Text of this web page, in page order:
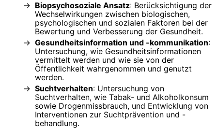
Biopsychosoziale Ansatz: Berücksichtigung der
Wechselwirkungen zwischen biologischen,
psychologischen und sozialen Faktoren bei der
Bewertung und Verbesserung der Gesundheit.
Gesundheitsinformation und -kommunikation:
Untersuchung, wie Gesundheitsinformationen
vermittelt werden und wie sie von der
Öffentlichkeit wahrgenommen und genutzt
werden.
Suchtverhalten: Untersuchung von
Suchtverhalten, wie Tabak- und Alkoholkonsum
sowie Drogenmissbrauch, und Entwicklung von
Interventionen zur Suchtprävention und -
behandlung.